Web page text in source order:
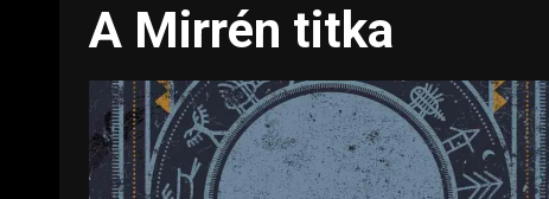
A Mirrén titka